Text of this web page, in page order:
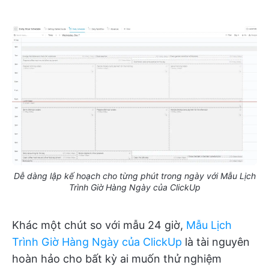
Dễ dàng lập kế hoạch cho từng phút trong ngày với Mẫu Lịch
Trình Giờ Hàng Ngày của ClickUp
Khác một chút so với mẫu 24 giờ, Mẫu Lịch
Trình Giờ Hàng Ngày của ClickUp là tài nguyên
hoàn hảo cho bất kỳ ai muốn thử nghiệm